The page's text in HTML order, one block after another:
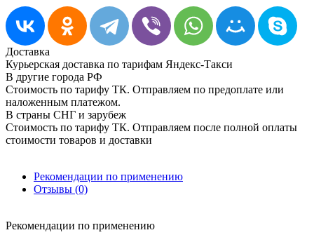
Доставка
Курьерская доставка по тарифам Яндекс-Такси
В другие города РФ
Стоимость по тарифу ТК. Отправляем по предоплате или
наложенным платежом.
В страны СНГ и зарубеж
Стоимость по тарифу ТК. Отправляем после полной оплаты
стоимости товаров и доставки
Рекомендации по применению
Отзывы (0)
Рекомендации по применению